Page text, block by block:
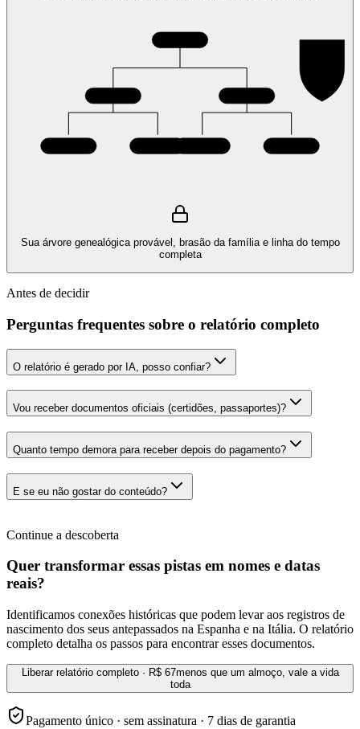
Sua árvore genealógica provável, brasão da família e linha do tempo
completa
Antes de decidir
Perguntas frequentes sobre o relatório completo
O relatório é gerado por IA, posso confiar?
Vou receber documentos oficiais (certidões, passaportes)?
Quanto tempo demora para receber depois do pagamento?
E se eu não gostar do conteúdo?
Continue a descoberta
Quer transformar essas pistas em nomes e datas
reais?
Identificamos conexões históricas que podem levar aos registros de
nascimento dos seus antepassados na Espanha e na Itália. O relatório
completo detalha os passos para encontrar esses documentos.
Liberar relatório completo · R$ 67menos que um almoço, vale a vida
toda
Pagamento único · sem assinatura · 7 dias de garantia